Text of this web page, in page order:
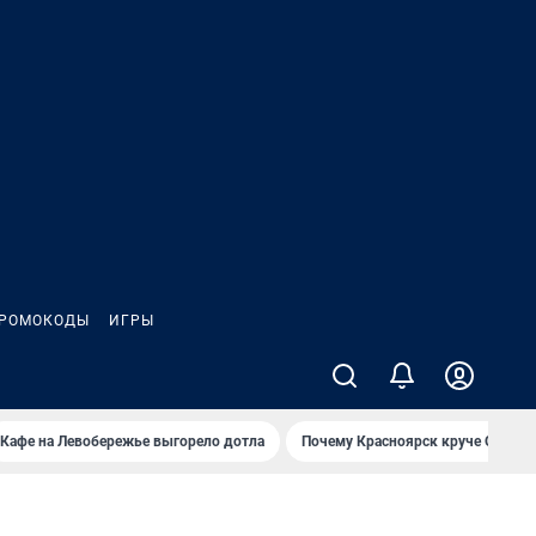
ИГРЫ
Кафе на Левобережье выгорело дотла Почему Красноярск круче Омска